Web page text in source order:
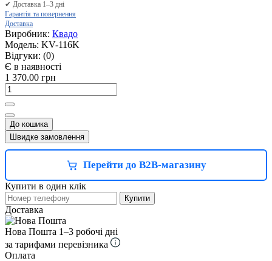
✔ Доставка 1–3 дні
Гарантія та повернення
Доставка
Виробник: Квадо
Модель: KV-116K
Відгуки: (0)
Є в наявності
1 370.00 грн
До кошика
Швидке замовлення
Перейти до B2B-магазину
Купити в один клік
Купити
Доставка
Нова Пошта 1–3 робочі дні
за тарифами перевізника
Оплата